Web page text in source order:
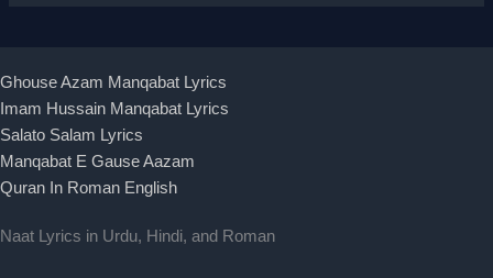
Ghouse Azam Manqabat Lyrics
Imam Hussain Manqabat Lyrics
Salato Salam Lyrics
Manqabat E Gause Aazam
Quran In Roman English
Naat Lyrics in Urdu, Hindi, and Roman